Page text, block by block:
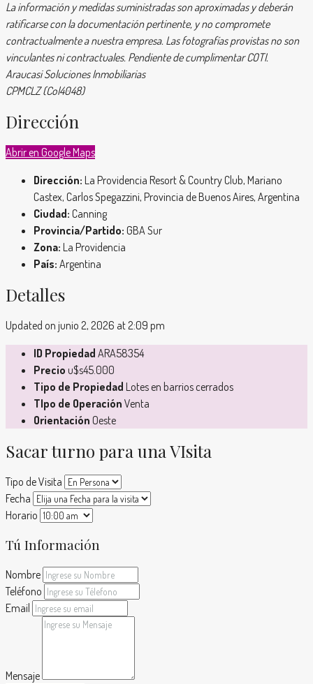
La información y medidas suministradas son aproximadas y deberán
ratificarse con la documentación pertinente, y no compromete
contractualmente a nuestra empresa. Las fotografías provistas no son
vinculantes ni contractuales. Pendiente de cumplimentar COTI.
Araucasi Soluciones Inmobiliarias
CPMCLZ (Col4048)
Dirección
Abrir en Google Maps
Dirección: La Providencia Resort & Country Club, Mariano
Castex, Carlos Spegazzini, Provincia de Buenos Aires, Argentina
Ciudad: Canning
Provincia/Partido: GBA Sur
Zona: La Providencia
País: Argentina
Detalles
Updated on junio 2, 2026 at 2:09 pm
ID Propiedad ARA58354
Precio u$s45.000
Tipo de Propiedad Lotes en barrios cerrados
TIpo de Operación Venta
Orientación Oeste
Sacar turno para una VIsita
Tipo de Visita
Fecha
Horario
Tú Información
Nombre
Teléfono
Email
Mensaje